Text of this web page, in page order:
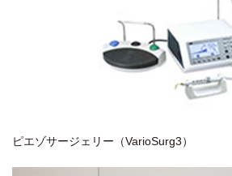
ピエゾサージェリー（VarioSurg3）